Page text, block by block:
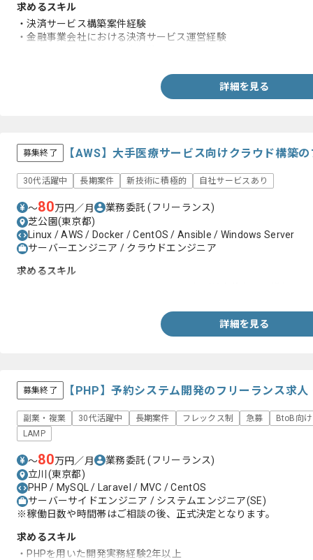
求めるスキル
・決済サービス構築案件経験
・金融事業会社における決済サービス運営経験
詳細を見る
募集終了 【AWS】大手医療サービス向けクラウド構築
30代活躍中 長期案件 新技術に積極的 自社サービスあり
〜80万円／月 業務委託(フリーランス)
芝公園(東京都)
Linux / AWS / Docker / CentOS / Ansible / Windows Server
サーバーエンジニア / クラウドエンジニア
求めるスキル
詳細を見る
募集終了 【PHP】予約システム開発のフリーランス求人
副業・複業 30代活躍中 長期案件 フレックス制 急募
BtoB向け
LAMP
〜80万円／月 業務委託(フリーランス)
立川(東京都)
PHP / MySQL / Laravel / MVC / CentOS
サーバーサイドエンジニア / システムエンジニア(SE)
※稼働日数や時間帯はご相談の後、正式決定となります。
求めるスキル
・PHPを用いた開発実務経験2年以上